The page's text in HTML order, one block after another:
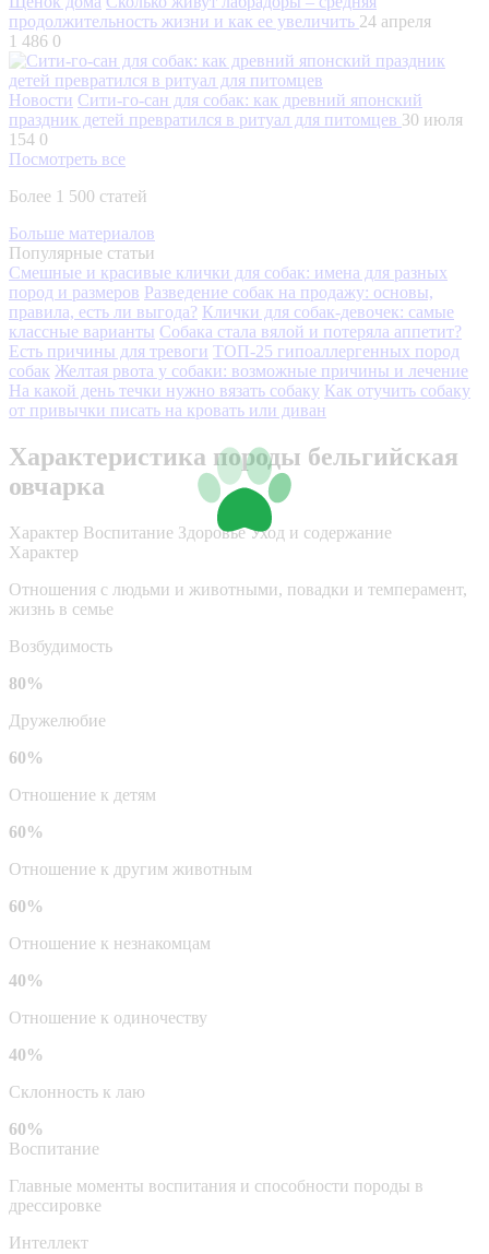
продолжительность жизни и как ее увеличить 24 апреля
1 486 0
Новости Сити-го-сан для собак: как древний японский
праздник детей превратился в ритуал для питомцев 30 июля
154 0
Посмотреть все
Более 1 500 статей
Больше материалов
Популярные статьи
Смешные и красивые клички для собак: имена для разных
пород и размеров Разведение собак на продажу: основы,
правила, есть ли выгода? Клички для собак-девочек: самые
классные варианты Собака стала вялой и потеряла аппетит?
Есть причины для тревоги ТОП-25 гипоаллергенных пород
собак Желтая рвота у собаки: возможные причины и лечение
На какой день течки нужно вязать собаку Как отучить собаку
от привычки писать на кровать или диван
Характеристика породы бельгийская
овчарка
Характер Воспитание Здоровье Уход и содержание
Характер
Отношения с людьми и животными, повадки и темперамент,
жизнь в семье
Возбудимость
80%
Дружелюбие
60%
Отношение к детям
60%
Отношение к другим животным
60%
Отношение к незнакомцам
40%
Отношение к одиночеству
40%
Склонность к лаю
60%
Воспитание
Главные моменты воспитания и способности породы в
дрессировке
Интеллект